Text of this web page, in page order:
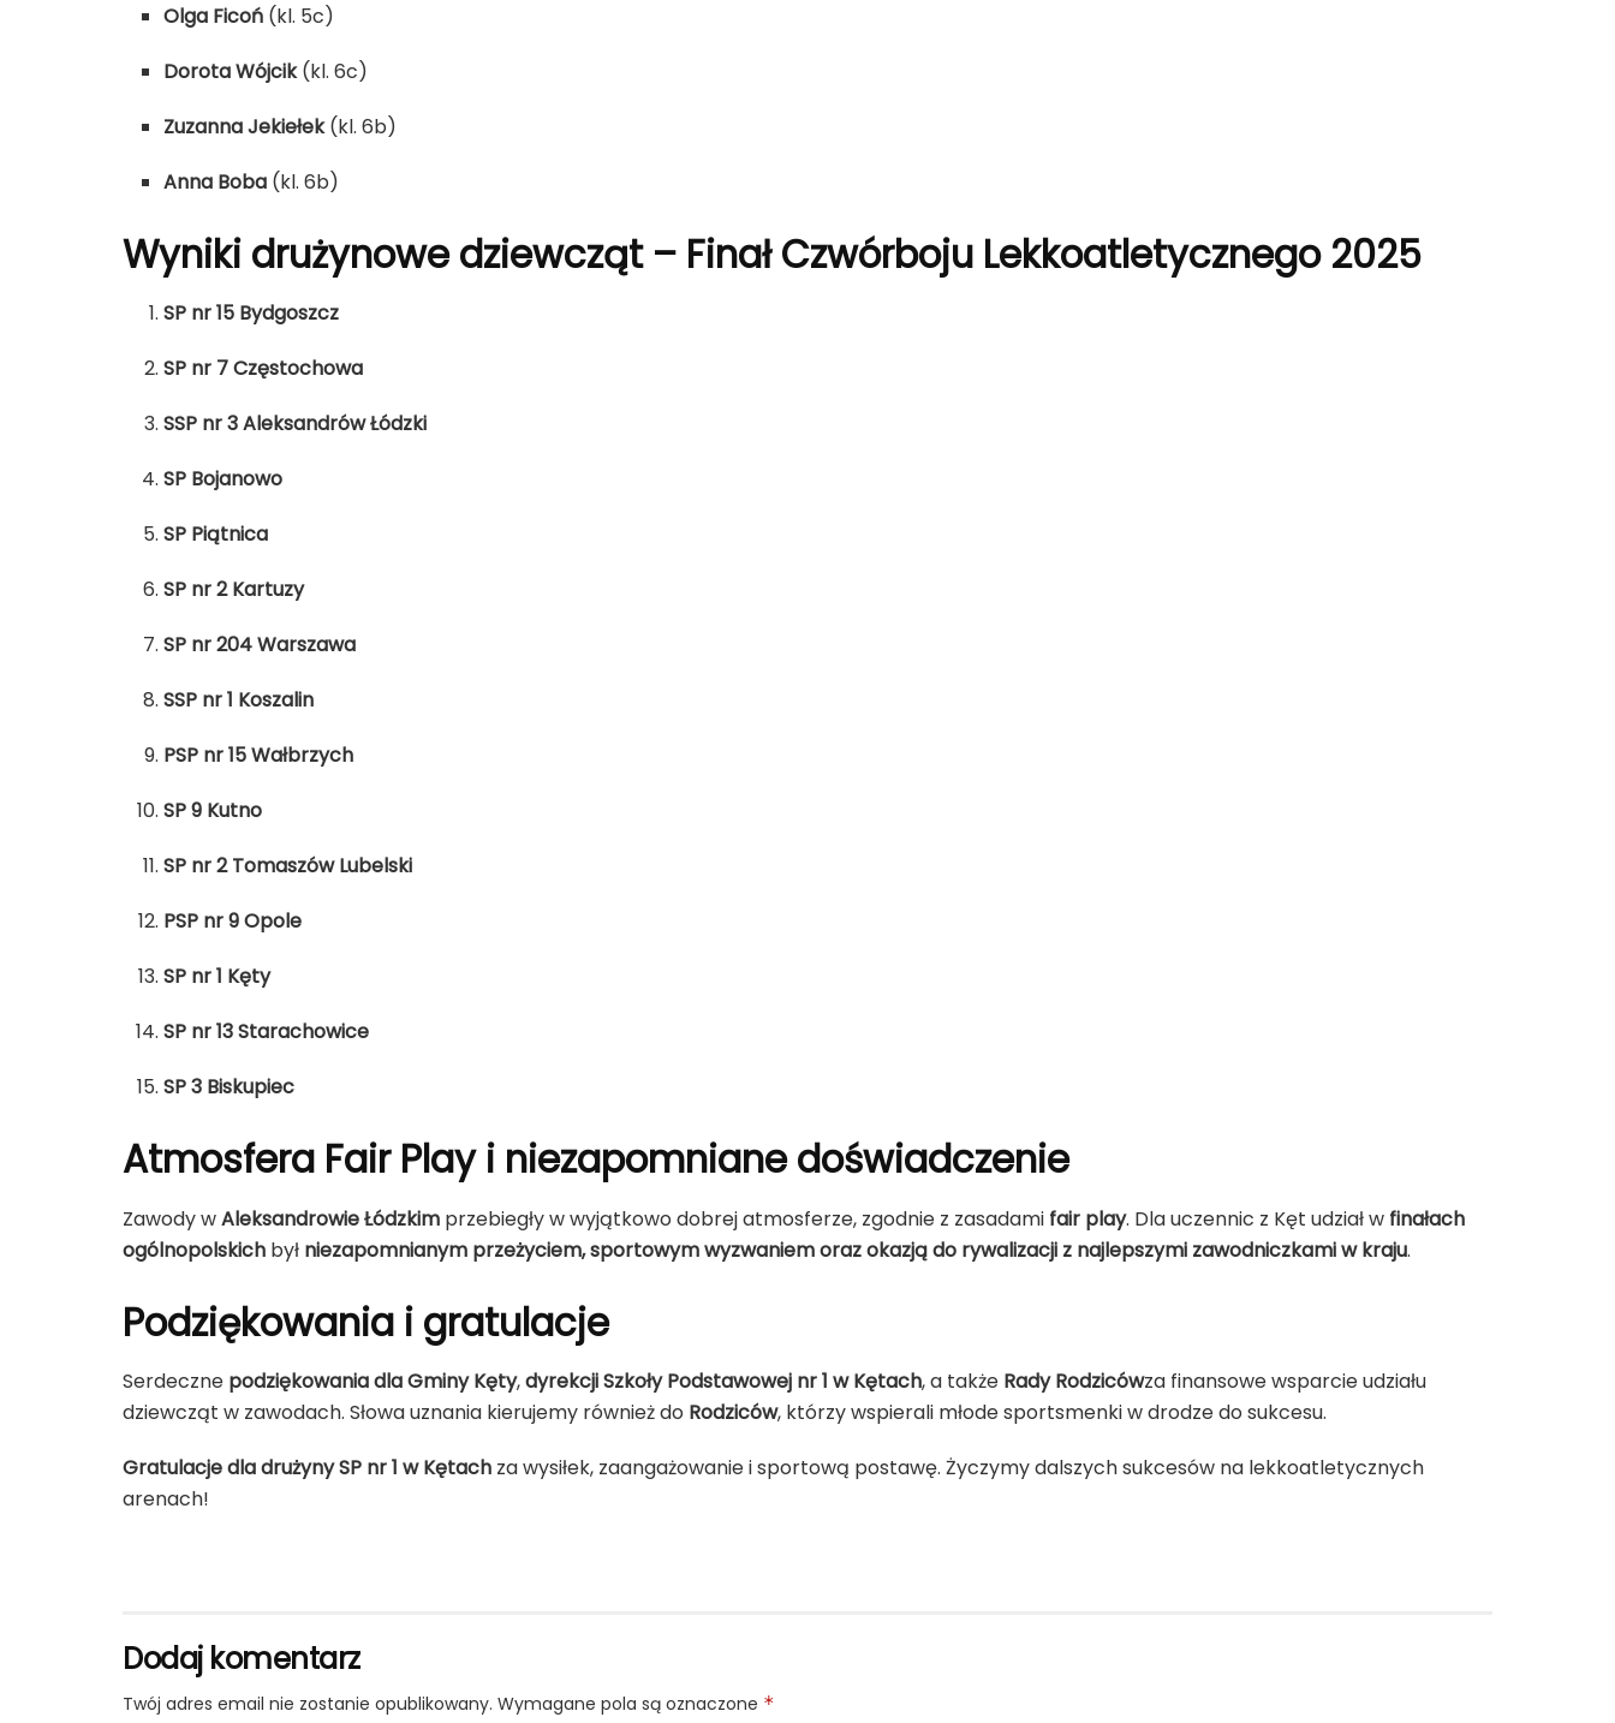
Olga Ficoń (kl. 5c)
Dorota Wójcik(kl. 6c)
Zuzanna Jekiełek(kl. 6b)
Anna Boba (kl. 6b)
Wyniki drużynowe dziewcząt – Finał Czwórboju Lekkoatletycznego 2025
SP nr 15 Bydgoszcz
SP nr 7 Częstochowa
SSP nr 3 Aleksandrów Łódzki
SP Bojanowo
SP Piątnica
SP nr 2 Kartuzy
SP nr 204 Warszawa
SSP nr 1 Koszalin
PSP nr 15 Wałbrzych
SP 9 Kutno
SP nr 2 Tomaszów Lubelski
PSP nr 9 Opole
SP nr 1 Kęty
SP nr 13 Starachowice
SP 3 Biskupiec
Atmosfera Fair Play i niezapomniane doświadczenie
Zawody wAleksandrowie Łódzkim przebiegły w wyjątkowo dobrej atmosferze, zgodnie z zasadami fair play. Dla uczennic z Kęt udział w finałach
ogólnopolskich był niezapomnianym przeżyciem, sportowym wyzwaniem oraz okazją do rywalizacji z najlepszymi zawodniczkami w kraju.
Podziękowania i gratulacje
Serdeczne podziękowania dla Gminy Kęty,dyrekcji Szkoły Podstawowej nr 1 w Kętach, a także Rady Rodzicówza finansowe wsparcie udziału
dziewcząt w zawodach. Słowa uznania kierujemy również do Rodziców, którzy wspierali młode sportsmenki w drodze do sukcesu.
Gratulacje dla drużyny SP nr 1 w Kętach za wysiłek, zaangażowanie i sportową postawę. Życzymy dalszych sukcesów na lekkoatletycznych
arenach!
Dodaj komentarz
Twój adres email nie zostanie opublikowany. Wymagane pola są oznaczone *